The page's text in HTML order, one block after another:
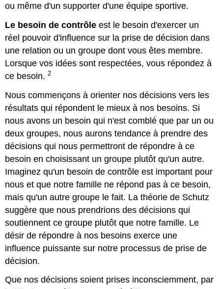
ou même d'un supporter d'une équipe sportive.
Le besoin de contrôle est le besoin d'exercer un
réel pouvoir d'influence sur la prise de décision dans
une relation ou un groupe dont vous êtes membre.
Lorsque vos idées sont respectées, vous répondez à
ce besoin.2
Nous commençons à orienter nos décisions vers les
résultats qui répondent le mieux à nos besoins. Si
nous avons un besoin qui n'est comblé que par un ou
deux groupes, nous aurons tendance à prendre des
décisions qui nous permettront de répondre à ce
besoin en choisissant un groupe plutôt qu'un autre.
Imaginez qu'un besoin de contrôle est important pour
nous et que notre famille ne répond pas à ce besoin,
mais qu'un autre groupe le fait. La théorie de Schutz
suggère que nous prendrions des décisions qui
soutiennent ce groupe plutôt que notre famille. Le
désir de répondre à nos besoins exerce une
influence puissante sur notre processus de prise de
décision.
Que nos décisions soient prises inconsciemment, par